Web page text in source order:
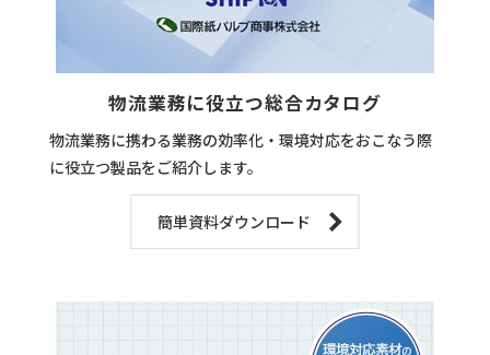
物流業務に役立つ総合カタログ
物流業務に携わる業務の効率化・環境対応をおこなう際
に役立つ製品をご紹介します。
簡単資料ダウンロード